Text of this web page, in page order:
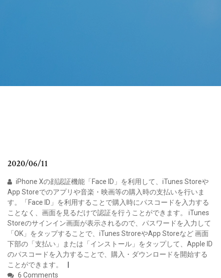
2020/06/11
iPhone Xの顔認証機能「Face ID」を利用して、iTunes Storeや
App Storeでのアプリや音楽・映画等の購入時の支払いを行いま
す。「Face ID」を利用することで購入時にパスコードを入力する
ことなく、画面を見るだけで認証を行うことができます。 iTunes
Storeのサインイン画面が表示されるので、パスワードを入力して
「OK」をタップすることで、iTunes StroreやApp Storeなど 画面
下部の「支払い」または「インストール」をタップして、Apple ID
のパスコードを入力することで、購入・ダウンロードを開始する
ことができます。
6 Comments